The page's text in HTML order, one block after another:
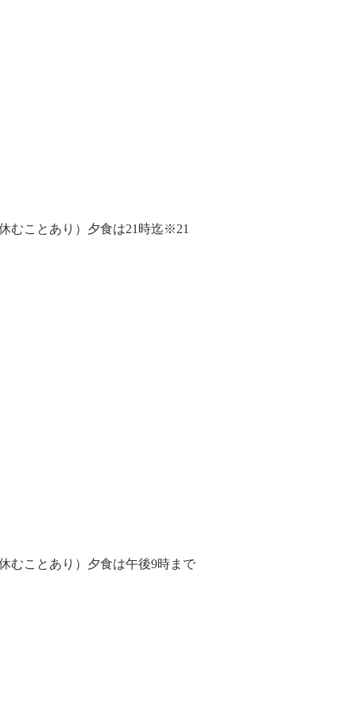
むことあり）夕食は21時迄※21
むことあり）夕食は午後9時まで